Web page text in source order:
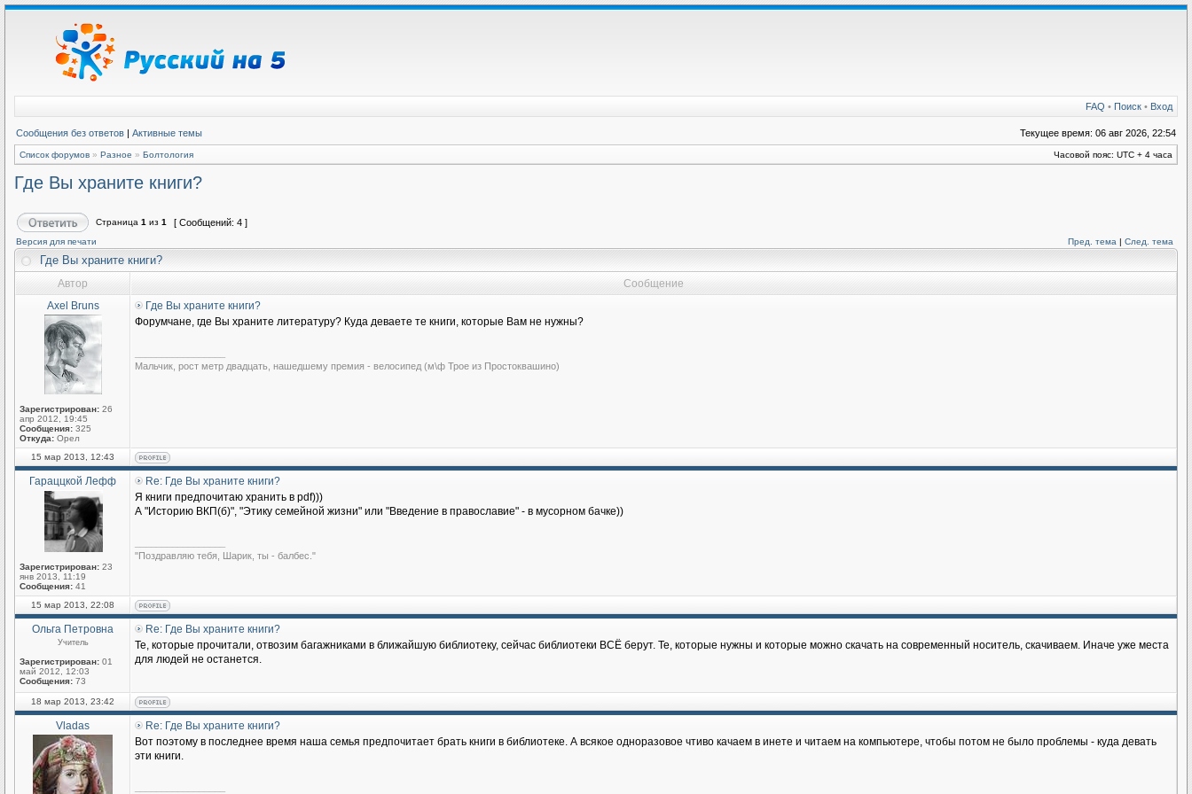
FAQ • Поиск • Вход
Сообщения без ответов | Активные темы Текущее время: 06 авг 2026, 22:54
Список форумов » Разное » Болтология Часовой пояс: UTC + 4 часа
Где Вы храните книги?
Страница 1 из 1 [ Сообщений: 4 ]
Версия для печати Пред. тема | След. тема
Где Вы храните книги?
Автор
Сообщение
Axel Bruns
Зарегистрирован: 26
апр 2012, 19:45
Сообщения: 325
Откуда: Орел
Где Вы храните книги?
Форумчане, где Вы храните литературу? Куда деваете те книги, которые Вам не нужны?
Мальчик, рост метр двадцать, нашедшему премия - велосипед (м\ф Трое из Простоквашино)
15 мар 2013, 12:43
Гараццкой Лефф
Зарегистрирован: 23
янв 2013, 11:19
Сообщения: 41
Re: Где Вы храните книги?
Я книги предпочитаю хранить в pdf)))
А "Историю ВКП(б)", "Этику семейной жизни" или "Введение в православие" - в мусорном бачке))
"Поздравляю тебя, Шарик, ты - балбес."
15 мар 2013, 22:08
Ольга Петровна
Учитель
Зарегистрирован: 01
май 2012, 12:03
Сообщения: 73
Re: Где Вы храните книги?
Те, которые прочитали, отвозим багажниками в ближайшую библиотеку, сейчас библиотеки ВСЁ берут. Те, которые нужны и которые можно скачать на современный носитель, скачиваем. Иначе уже места
для людей не останется.
18 мар 2013, 23:42
Vladas
Re: Где Вы храните книги?
Вот поэтому в последнее время наша семья предпочитает брать книги в библиотеке. А всякое одноразовое чтиво качаем в инете и читаем на компьютере, чтобы потом не было проблемы - куда девать
эти книги.